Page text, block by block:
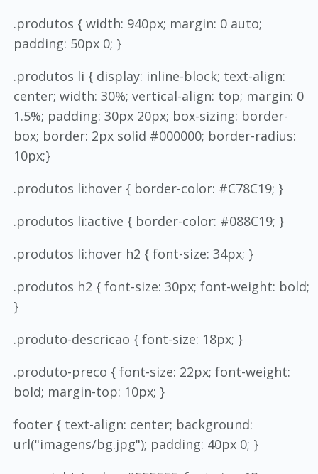
.produtos { width: 940px; margin: 0 auto;
padding: 50px 0; }
.produtos li { display: inline-block; text-align:
center; width: 30%; vertical-align: top; margin: 0
1.5%; padding: 30px 20px; box-sizing: border-
box; border: 2px solid #000000; border-radius:
10px;}
.produtos li:hover { border-color: #C78C19; }
.produtos li:active { border-color: #088C19; }
.produtos li:hover h2 { font-size: 34px; }
.produtos h2 { font-size: 30px; font-weight: bold;
}
.produto-descricao { font-size: 18px; }
.produto-preco { font-size: 22px; font-weight:
bold; margin-top: 10px; }
footer { text-align: center; background:
url("imagens/bg.jpg"); padding: 40px 0; }